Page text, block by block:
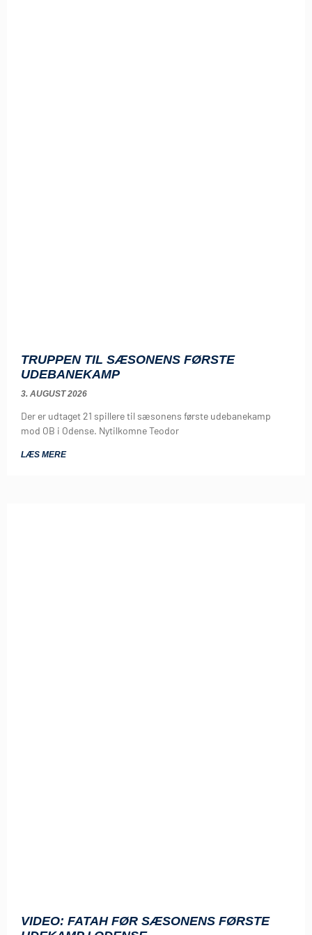
TRUPPEN TIL SÆSONENS FØRSTE
UDEBANEKAMP
3. AUGUST 2026
Der er udtaget 21 spillere til sæsonens første udebanekamp
mod OB i Odense. Nytilkomne Teodor
LÆS MERE
VIDEO: FATAH FØR SÆSONENS FØRSTE